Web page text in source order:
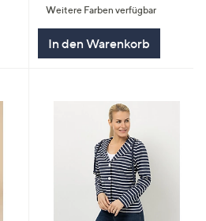
5
Weitere Farben verfügbar
In den Warenkorb